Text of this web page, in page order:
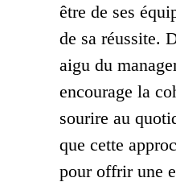
être de ses
de sa réussite.
aigu du
encourage la
sourire au
que cette
pour offrir une